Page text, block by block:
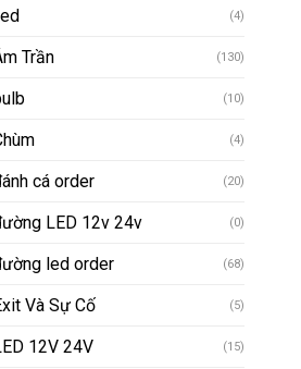
(4)
Trần (130)
(10)
(4)
cá order (20)
LED 12v 24v (0)
led order (68)
Và Sự Cố (5)
12V 24V (15)